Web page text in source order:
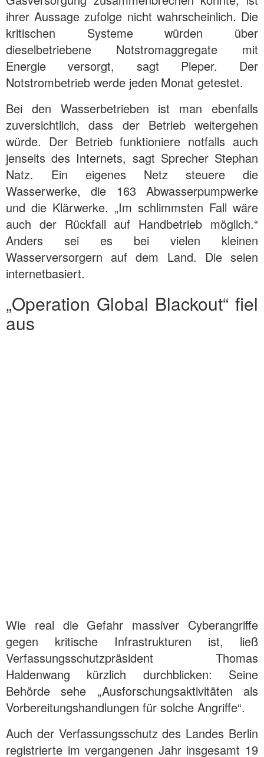
ihrer Aussage zufolge nicht wahrscheinlich. Die
kritischen Systeme würden über
dieselbetriebene Notstromaggregate mit
Energie versorgt, sagt Pieper. Der
Notstrombetrieb werde jeden Monat getestet.
Bei den Wasserbetrieben ist man ebenfalls
zuversichtlich, dass der Betrieb weitergehen
würde. Der Betrieb funktioniere notfalls auch
jenseits des Internets, sagt Sprecher Stephan
Natz. Ein eigenes Netz steuere die
Wasserwerke, die 163 Abwasserpumpwerke
und die Klärwerke. „Im schlimmsten Fall wäre
auch der Rückfall auf Handbetrieb möglich.“
Anders sei es bei vielen kleinen
Wasserversorgern auf dem Land. Die seien
internetbasiert.
„Operation Global Blackout“ fiel
aus
Wie real die Gefahr massiver Cyberangriffe
gegen kritische Infrastrukturen ist, ließ
Verfassungsschutzpräsident Thomas
Haldenwang kürzlich durchblicken: Seine
Behörde sehe „Ausforschungsaktivitäten als
Vorbereitungshandlungen für solche Angriffe“.
Auch der Verfassungsschutz des Landes Berlin
registrierte im vergangenen Jahr insgesamt 19